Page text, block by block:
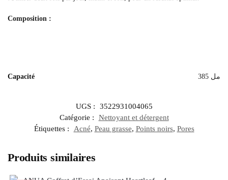
Composition :
Capacité 385 مل
UGS :
3522931004065
Catégorie :
Nettoyant et détergent
Étiquettes :
Acné, Peau grasse, Points noirs, Pores
Produits similaires